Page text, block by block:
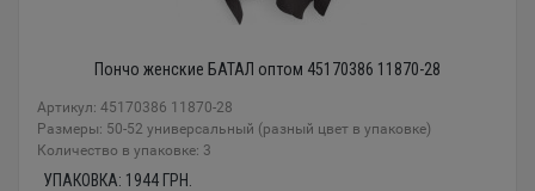
Пончо женские БАТАЛ оптом 45170386 11870-28
Артикул: 45170386 11870-28
Размеры: 50-52 универсальный (разный цвет в упаковке)
Количество в упаковке: 3
УПАКОВКА: 1944 ГРН.